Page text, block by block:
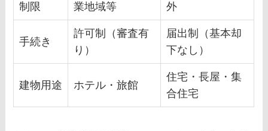
制限
業地域等
外
手続き
許可制（審査有
り）
届出制（基本却
下なし）
建物用途 ホテル・旅館
住宅・長屋・集
合住宅